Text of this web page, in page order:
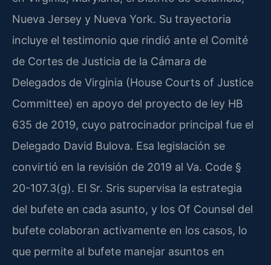
Nueva Jersey y Nueva York. Su trayectoria
incluye el testimonio que rindió ante el Comité
de Cortes de Justicia de la Cámara de
Delegados de Virginia (House Courts of Justice
Committee) en apoyo del proyecto de ley HB
635 de 2019, cuyo patrocinador principal fue el
Delegado David Bulova. Esa legislación se
convirtió en la revisión de 2019 al Va. Code §
20-107.3(g). El Sr. Sris supervisa la estrategia
del bufete en cada asunto, y los Of Counsel del
bufete colaboran activamente en los casos, lo
que permite al bufete manejar asuntos en